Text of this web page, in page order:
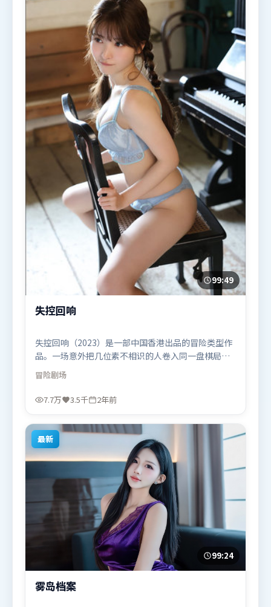
99:49
失控回响
失控回响（2023）是一部中国香港出品的冒险类型作
品。一场意外把几位素不相识的人卷入同一盘棋局，
信任与背叛交替上演。视听风格统一而富有实验感，
配乐与画面情绪贴合。由娄烨执导，王景春、汤唯、
堺雅人，梁朝伟、吴京、托尼·贾等联袂出演。影片
线，适合喜欢冒险题材的观众观看。
冒险剧场
7.7万 3.5千 2年前
最新
99:24
雾岛档案